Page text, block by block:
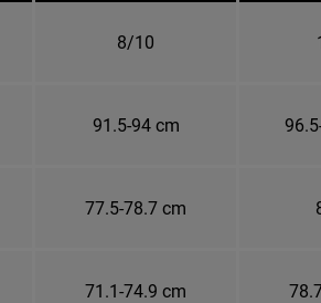
8/10
91.5-94 cm
77.5-78.7 cm
71.1-74.9 cm